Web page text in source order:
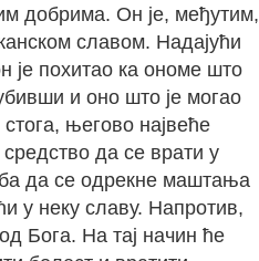
добрима. Он је, међутим,
славом. Надајући
је похитао ка ономе што
и оно што је могао
његово највеће
да се врати у
да се одрекне маштања
у неку славу. Напротив,
Бога. На тај начин ће